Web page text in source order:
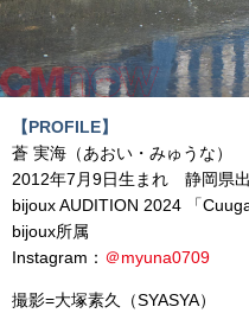
【PROFILE】
蒼 実海（あおい・みゅうな）
2012年7月9日生まれ 静岡県
bijoux AUDITION 2024 「
bijoux所属
Instagram： ＠myuna0709
撮影=大塚素久（SYASYA）